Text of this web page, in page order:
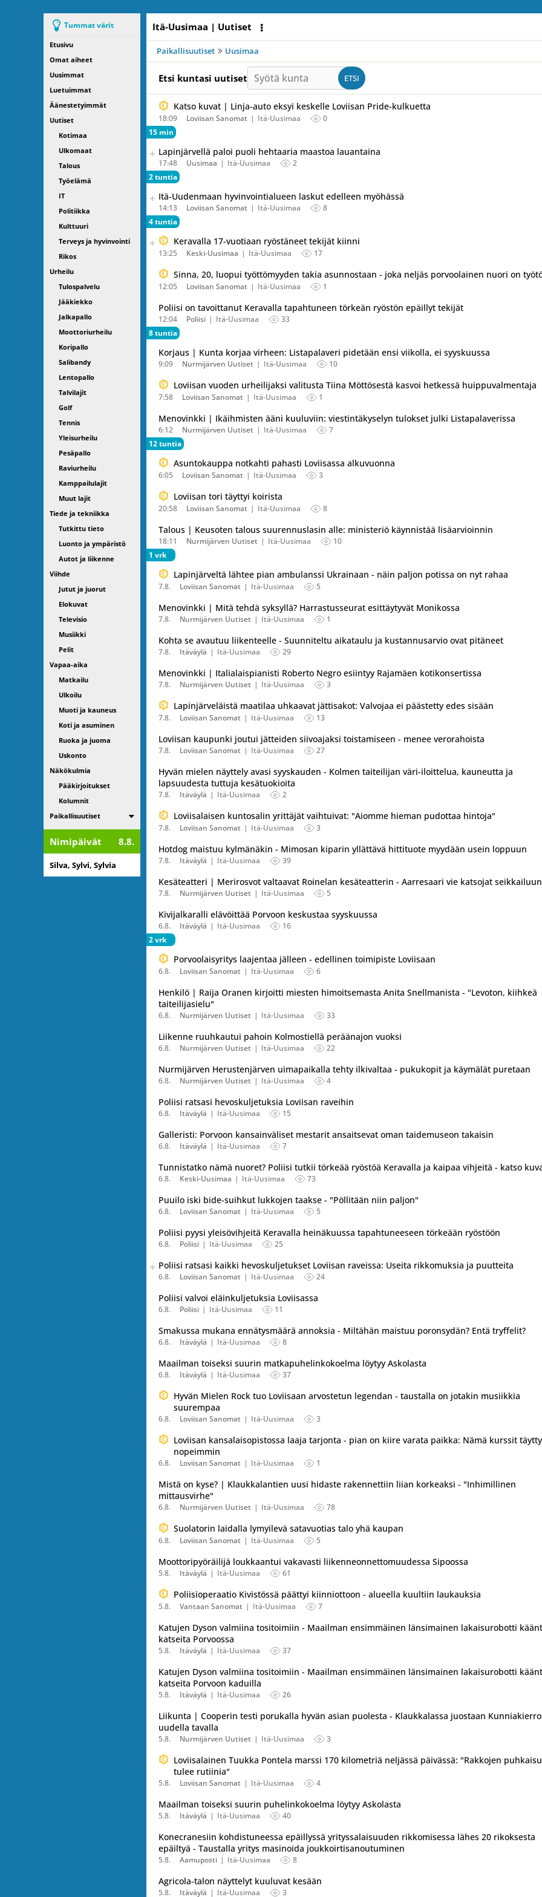
Tummat värit
Etusivu
Omat aiheet
Uusimmat
Luetuimmat
Äänestetyimmät
Uutiset
Kotimaa
Ulkomaat
Talous
Työelämä
IT
Politiikka
Kulttuuri
Terveys ja hyvinvointi
Rikos
Urheilu
Tulospalvelu
Jääkiekko
Jalkapallo
Moottoriurheilu
Koripallo
Salibandy
Lentopallo
Talvilajit
Golf
Tennis
Yleisurheilu
Pesäpallo
Raviurheilu
Kamppailulajit
Muut lajit
Tiede ja tekniikka
Tutkittu tieto
Luonto ja ympäristö
Autot ja liikenne
Viihde
Jutut ja juorut
Elokuvat
Televisio
Musiikki
Pelit
Vapaa-aika
Matkailu
Ulkoilu
Muoti ja kauneus
Koti ja asuminen
Ruoka ja juoma
Uskonto
Näkökulmia
Pääkirjoitukset
Kolumnit
Paikallisuutiset
Listaa alakategoriat
Nimipäivät 8.8.
Silva, Sylvi, Sylvia
Itä-Uusimaa | Uutiset
Paikallisuutiset Uusimaa
Etsi kuntasi uutiset Syötä kunta ETSI
Katso kuvat | Linja-auto eksyi keskelle Loviisan Pride-kulkuetta
18:09 Loviisan Sanomat Itä-Uusimaa
0
15 min
Seuraava uutinen on julkaistu useassa eri lähteessä.
Listaa uutisen kaikki versiot
Lapinjärvellä paloi puoli hehtaaria maastoa lauantaina
17:48 Uusimaa Itä-Uusimaa
2
2 tuntia
Seuraava uutinen on julkaistu useassa eri lähteessä.
Listaa uutisen kaikki versiot
Itä-Uudenmaan hyvinvointialueen laskut edelleen myöhässä
14:13 Loviisan Sanomat Itä-Uusimaa
8
4 tuntia
Seuraava uutinen on julkaistu useassa eri lähteessä.
Listaa uutisen kaikki versiot
Keravalla 17-vuotiaan ryöstäneet tekijät kiinni
13:25 Keski-Uusimaa Itä-Uusimaa 17
Sinna, 20, luopui työttömyyden takia asunnostaan - joka neljäs porvoolainen nuori on
12:05 Loviisan Sanomat Itä-Uusimaa 1
Poliisi on tavoittanut Keravalla tapahtuneen törkeän ryöstön epäillyt tekijät
12:04 Poliisi Itä-Uusimaa
33
8 tuntia
Korjaus | Kunta korjaa virheen: Listapalaveri pidetään ensi viikolla, ei syyskuussa
9:09 Nurmijärven Uutiset Itä-Uusimaa 10
Loviisan vuoden urheilijaksi valitusta Tiina Möttösestä kasvoi hetkessä huippuvalmentaja
7:58 Loviisan Sanomat Itä-Uusimaa 1
Menovinkki | Ikäihmisten ääni kuuluviin: viestintäkyselyn tulokset julki Listapalaverissa
6:12 Nurmijärven Uutiset Itä-Uusimaa
7
12 tuntia
Asuntokauppa notkahti pahasti Loviisassa alkuvuonna
6:05 Loviisan Sanomat Itä-Uusimaa 3
Loviisan tori täyttyi koirista
20:58 Loviisan Sanomat Itä-Uusimaa 8
Talous | Keusoten talous suurennuslasin alle: ministeriö käynnistää lisäarvioinnin
18:11 Nurmijärven Uutiset Itä-Uusimaa
10
1 vrk
Lapinjärveltä lähtee pian ambulanssi Ukrainaan - näin paljon potissa on nyt rahaa
7.8. Loviisan Sanomat Itä-Uusimaa 5
Menovinkki | Mitä tehdä syksyllä? Harrastusseurat esittäytyvät Monikossa
7.8. Nurmijärven Uutiset Itä-Uusimaa 1
Kohta se avautuu liikenteelle - Suunniteltu aikataulu ja kustannusarvio ovat pitäneet
7.8. Itäväylä Itä-Uusimaa 29
Menovinkki | Italialaispianisti Roberto Negro esiintyy Rajamäen kotikonsertissa
7.8. Nurmijärven Uutiset Itä-Uusimaa 3
Lapinjärveläistä maatilaa uhkaavat jättisakot: Valvojaa ei päästetty edes sisään
7.8. Loviisan Sanomat Itä-Uusimaa 13
Loviisan kaupunki joutui jätteiden siivoajaksi toistamiseen - menee verorahoista
7.8. Loviisan Sanomat Itä-Uusimaa 27
Hyvän mielen näyttely avasi syyskauden - Kolmen taiteilijan väri-iloittelua, kauneutta ja
lapsuudesta tuttuja kesätuokioita
7.8. Itäväylä Itä-Uusimaa 2
Loviisalaisen kuntosalin yrittäjät vaihtuivat: "Aiomme hieman pudottaa hintoja"
7.8. Loviisan Sanomat Itä-Uusimaa 3
Hotdog maistuu kylmänäkin - Mimosan kiparin yllättävä hittituote myydään usein loppuun
7.8. Itäväylä Itä-Uusimaa 39
Kesäteatteri | Merirosvot valtaavat Roinelan kesäteatterin - Aarresaari vie katsojat seikkailuun
7.8. Nurmijärven Uutiset Itä-Uusimaa 5
Kivijalkaralli elävöittää Porvoon keskustaa syyskuussa
6.8. Itäväylä Itä-Uusimaa
16
2 vrk
Porvoolaisyritys laajentaa jälleen - edellinen toimipiste Loviisaan
6.8. Loviisan Sanomat Itä-Uusimaa 6
Henkilö | Raija Oranen kirjoitti miesten himoitsemasta Anita Snellmanista - "Levoton, kiihkeä
taiteilijasielu"
6.8. Nurmijärven Uutiset Itä-Uusimaa 33
Liikenne ruuhkautui pahoin Kolmostiellä peräänajon vuoksi
6.8. Nurmijärven Uutiset Itä-Uusimaa 22
Nurmijärven Herustenjärven uimapaikalla tehty ilkivaltaa - pukukopit ja käymälät puretaan
6.8. Nurmijärven Uutiset Itä-Uusimaa 4
Poliisi ratsasi hevoskuljetuksia Loviisan raveihin
6.8. Itäväylä Itä-Uusimaa 15
Galleristi: Porvoon kansainväliset mestarit ansaitsevat oman taidemuseon takaisin
6.8. Itäväylä Itä-Uusimaa 7
Tunnistatko nämä nuoret? Poliisi tutkii törkeää ryöstöä Keravalla ja kaipaa vihjeitä - katso
6.8. Keski-Uusimaa Itä-Uusimaa 73
Puuilo iski bide-suihkut lukkojen taakse - "Pöllitään niin paljon"
6.8. Loviisan Sanomat Itä-Uusimaa 5
Poliisi pyysi yleisövihjeitä Keravalla heinäkuussa tapahtuneeseen törkeään ryöstöön
6.8. Poliisi Itä-Uusimaa 25
Seuraava uutinen on julkaistu useassa eri lähteessä.
Listaa uutisen kaikki versiot
Poliisi ratsasi kaikki hevoskuljetukset Loviisan raveissa: Useita rikkomuksia ja puutteita
6.8. Loviisan Sanomat Itä-Uusimaa 24
Poliisi valvoi eläinkuljetuksia Loviisassa
6.8. Poliisi Itä-Uusimaa 11
Smakussa mukana ennätysmäärä annoksia - Miltähän maistuu poronsydän? Entä tryffelit?
6.8. Itäväylä Itä-Uusimaa 8
Maailman toiseksi suurin matkapuhelinkokoelma löytyy Askolasta
6.8. Itäväylä Itä-Uusimaa 37
Hyvän Mielen Rock tuo Loviisaan arvostetun legendan - taustalla on jotakin musiikkia
suurempaa
6.8. Loviisan Sanomat Itä-Uusimaa 3
Loviisan kansalaisopistossa laaja tarjonta - pian on kiire varata paikka: Nämä kurssit
nopeimmin
6.8. Loviisan Sanomat Itä-Uusimaa 1
Mistä on kyse? | Klaukkalantien uusi hidaste rakennettiin liian korkeaksi - "Inhimillinen
mittausvirhe"
6.8. Nurmijärven Uutiset Itä-Uusimaa 78
Suolatorin laidalla lymyilevä satavuotias talo yhä kaupan
6.8. Loviisan Sanomat Itä-Uusimaa 5
Moottoripyöräilijä loukkaantui vakavasti liikenneonnettomuudessa Sipoossa
5.8. Itäväylä Itä-Uusimaa 61
Poliisioperaatio Kivistössä päättyi kiinniottoon - alueella kuultiin laukauksia
5.8. Vantaan Sanomat Itä-Uusimaa 7
Katujen Dyson valmiina tositoimiin - Maailman ensimmäinen länsimainen lakaisurobotti
katseita Porvoossa
5.8. Itäväylä Itä-Uusimaa 37
Katujen Dyson valmiina tositoimiin - Maailman ensimmäinen länsimainen lakaisurobotti
katseita Porvoon kaduilla
5.8. Itäväylä Itä-Uusimaa 26
Liikunta | Cooperin testi porukalla hyvän asian puolesta - Klaukkalassa juostaan
uudella tavalla
5.8. Nurmijärven Uutiset Itä-Uusimaa 3
Loviisalainen Tuukka Pontela marssi 170 kilometriä neljässä päivässä: "Rakkojen
tulee rutiinia"
5.8. Loviisan Sanomat Itä-Uusimaa 4
Maailman toiseksi suurin puhelinkokoelma löytyy Askolasta
5.8. Itäväylä Itä-Uusimaa 40
Konecranesiin kohdistuneessa epäillyssä yrityssalaisuuden rikkomisessa lähes 20 rikoksesta
epäiltyä - Taustalla yritys masinoida joukkoirtisanoutuminen
5.8. Aamuposti Itä-Uusimaa 8
Agricola-talon näyttelyt kuuluvat kesään
5.8. Itäväylä Itä-Uusimaa 3